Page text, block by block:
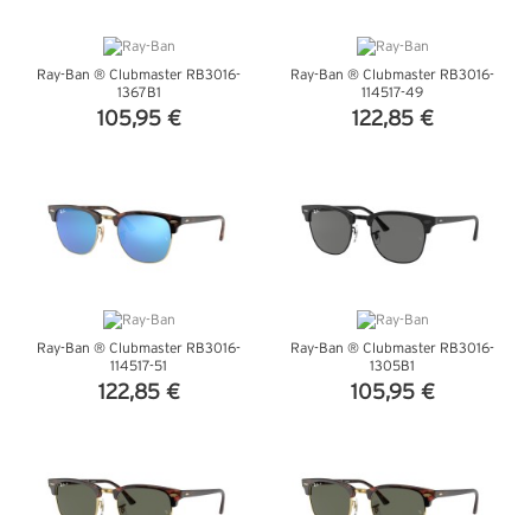
Ray-Ban ® Clubmaster RB3016-
1367B1
105,95 €
Ray-Ban ® Clubmaster RB3016-
114517-49
122,85 €
Ray-Ban ® Clubmaster RB3016-
114517-51
122,85 €
Ray-Ban ® Clubmaster RB3016-
1305B1
105,95 €